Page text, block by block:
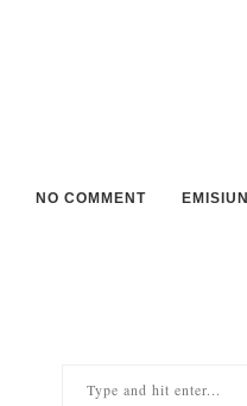
NO COMMENT EMISIUNI